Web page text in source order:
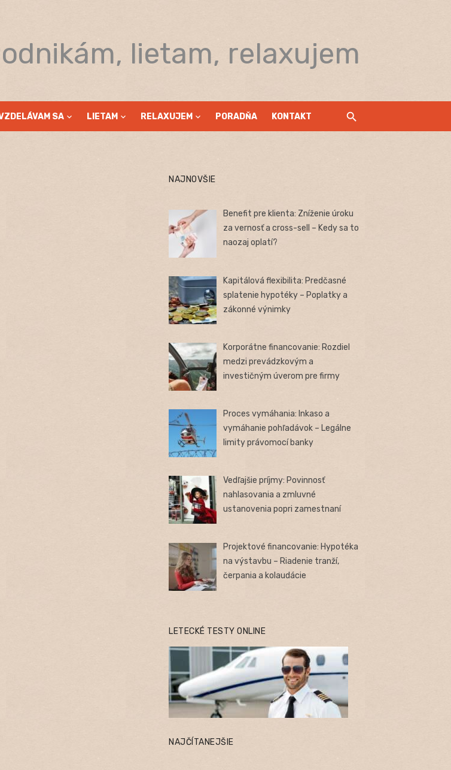
lietam, relaxujem
SA LIETAM RELAXUJEM PORADŇA KONTAKT
NAJNOVŠIE
Benefit pre klienta: Zníženie úroku
za vernosť a cross-sell – Kedy sa to
naozaj oplatí?
Kapitálová flexibilita: Predčasné
splatenie hypotéky – Poplatky a
zákonné výnimky
Korporátne financovanie: Rozdiel
medzi prevádzkovým a
investičným úverom pre firmy
Proces vymáhania: Inkaso a
vymáhanie pohľadávok – Legálne
limity právomocí banky
Vedľajšie príjmy: Povinnosť
nahlasovania a zmluvné
ustanovenia popri zamestnaní
Projektové financovanie: Hypotéka
na výstavbu – Riadenie tranží,
čerpania a kolaudácie
LETECKÉ TESTY ONLINE
NAJČÍTANEJŠIE